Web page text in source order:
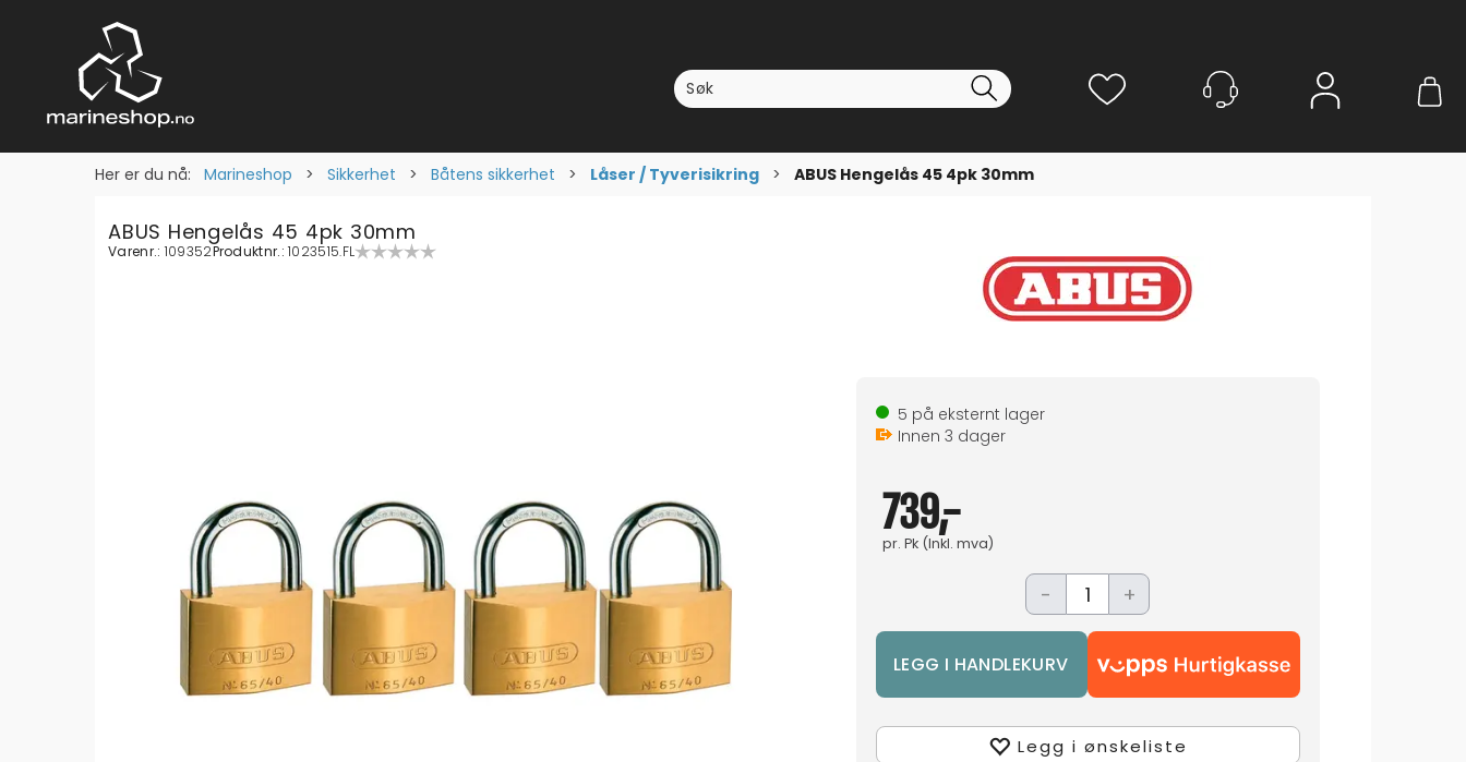
Her er du nå: Marineshop > Sikkerhet > Båtens sikkerhet > Låser / Tyverisikring > ABUS Hengelås 45 4pk 30mm
ABUS Hengelås 45 4pk 30mm
Varenr.: 109352Produktnr.:1023515.FL
5 på eksternt lager
Innen 3 dager
739,-
pr. Pk (Inkl. mva)
- +
Legg i ønskeliste